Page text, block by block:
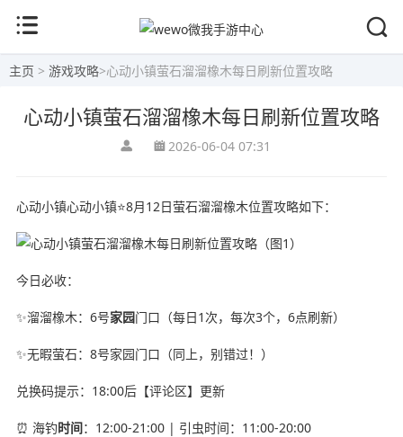
主页 > 游戏攻略>心动小镇萤石溜溜橡木每日刷新位置攻略
心动小镇萤石溜溜橡木每日刷新位置攻略
2026-06-04 07:31
心动小镇心动小镇⭐8月12日萤石溜溜橡木位置攻略如下：
今日必收：
✨溜溜橡木：6号家园门口（每日1次，每次3个，6点刷新）
✨无暇萤石：8号家园门口（同上，别错过！）
兑换码提示：18:00后【评论区】更新
⏰ 海钓时间：12:00-21:00 | 引虫时间：11:00-20:00